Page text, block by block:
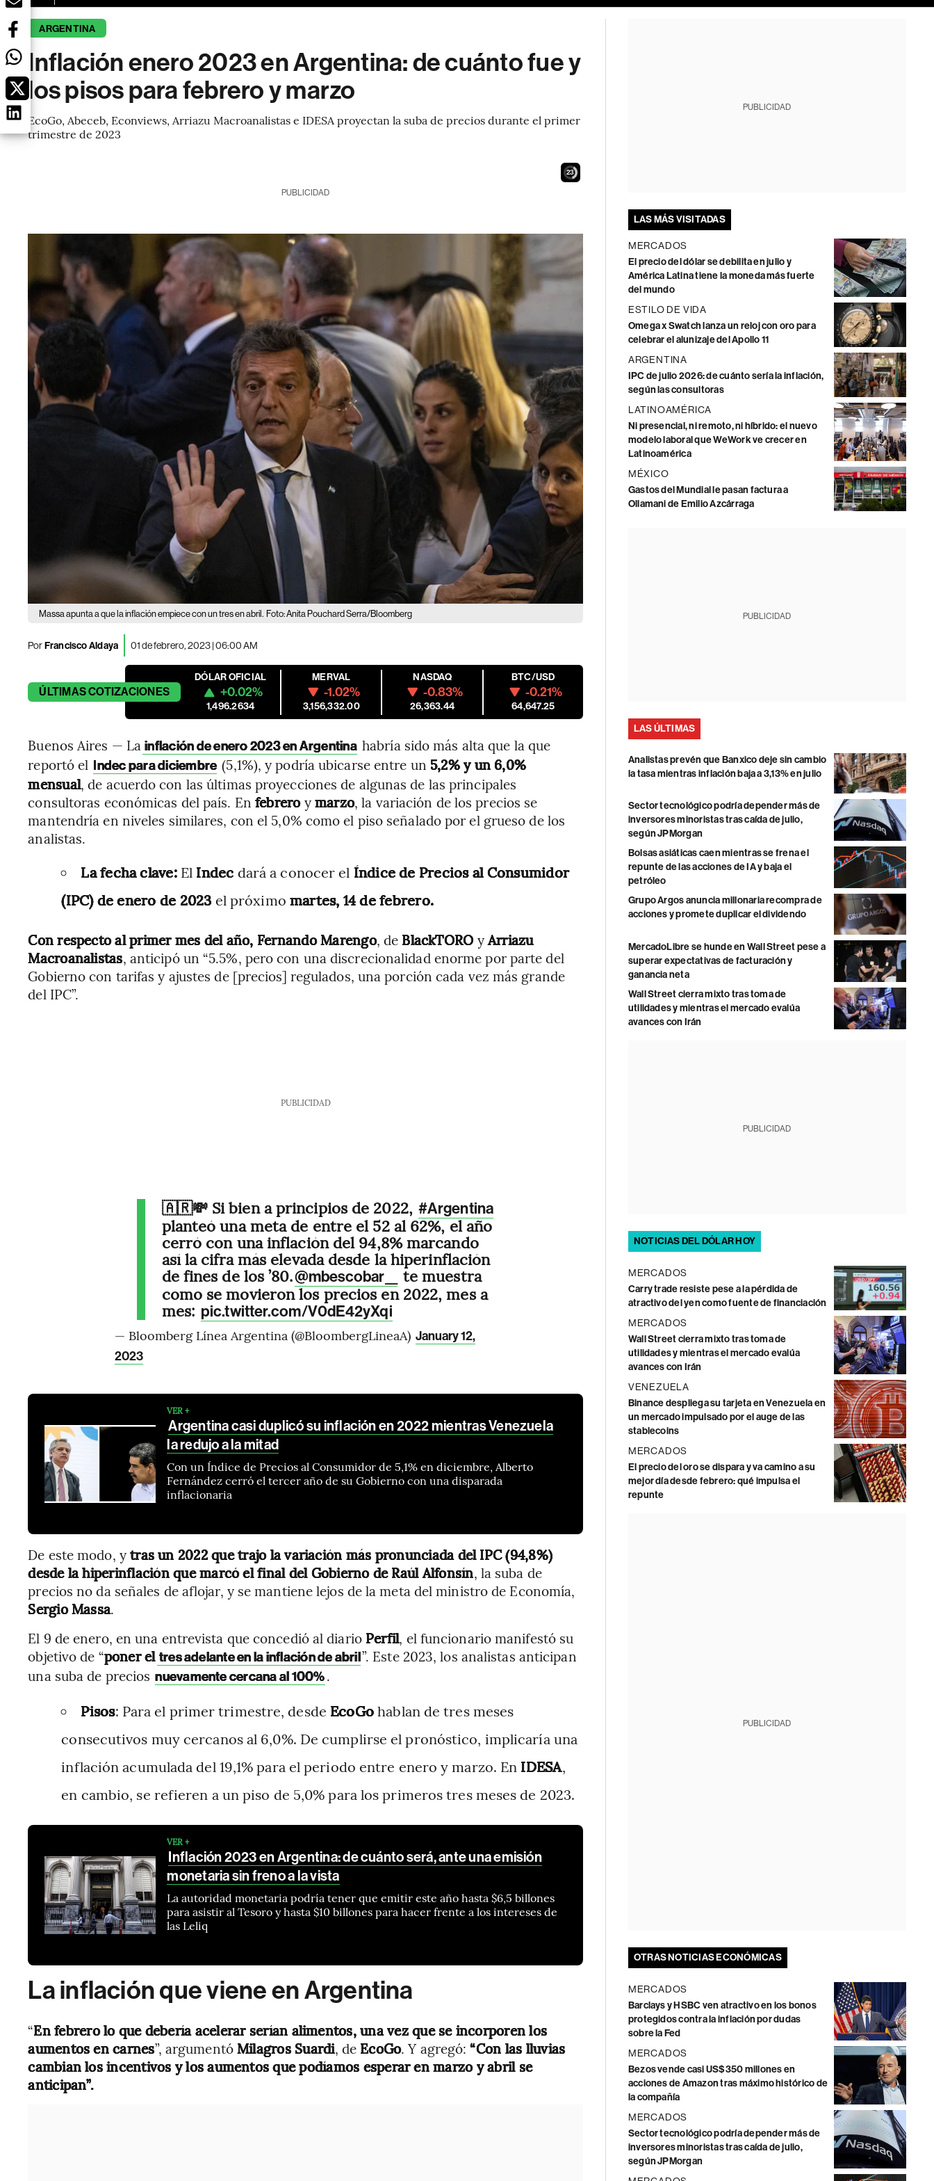
ARGENTINA
Inflación enero 2023 en Argentina: de cuánto fue y
los pisos para febrero y marzo
EcoGo, Abeceb, Econviews, Arriazu Macroanalistas e IDESA proyectan la suba de precios durante el primer
trimestre de 2023
22
PUBLICIDAD
Massa apunta a que la inflación empiece con un tres en abril. Foto: Anita Pouchard Serra/Bloomberg
PorFrancisco Aldaya 01 de febrero, 2023 | 06:00 AM
ÚLTIMASCOTIZACIONES
DÓLAR OFICIAL
+0.02%
1,496.2634
MERVAL
-1.02%
3,156,332.00
NASDAQ
-0.83%
26,363.44
BTC/USD
-0.21%
64,647.25
Buenos Aires — La inflación de enero 2023 en Argentina habría sido más alta que la que
reportó el Indec para diciembre (5,1%), y podría ubicarse entre un 5,2% y un 6,0%
mensual, de acuerdo con las últimas proyecciones de algunas de las principales
consultoras económicas del país. En febreroymarzo, la variación de los precios se
mantendría en niveles similares, con el 5,0% como el piso señalado por el grueso de los
analistas.
La fecha clave: El Indec dará a conocer el Índice de Precios al Consumidor
(IPC) de enero de 2023 el próximo martes, 14 de febrero.
Con respecto al primer mes del año, Fernando Marengo, de BlackTORO yArriazu
Macroanalistas, anticipó un “5.5%, pero con una discrecionalidad enorme por parte del
Gobierno con tarifas y ajustes de [precios] regulados, una porción cada vez más grande
del IPC”.
PUBLICIDAD
🇦🇷💸 Si bien a principios de 2022, #Argentina
planteó una meta de entre el 52 al 62%, el año
cerró con una inflación del 94,8% marcando
así la cifra más elevada desde la hiperinflación
de fines de los ’80.@mbescobar__
te muestra
como se movieron los precios en 2022, mes a
mes: pic.twitter.com/V0dE42yXqi
— Bloomberg Línea Argentina (@BloombergLineaA) January 12,
2023
VER +
Argentina casi duplicó su inflación en 2022 mientras Venezuela
la redujo a la mitad
Con un Índice de Precios al Consumidor de 5,1% en diciembre, Alberto
Fernández cerró el tercer año de su Gobierno con una disparada
inflacionaria
De este modo, ytras un 2022 que trajo la variación más pronunciada del IPC (94,8%)
desde la hiperinflación que marcó el final del Gobierno de Raúl Alfonsín, la suba de
precios no da señales de aflojar, y se mantiene lejos de la meta del ministro de Economía,
Sergio Massa.
El 9 de enero, en una entrevista que concedió al diario Perfil, el funcionario manifestó su
objetivo de “poner el tres adelante en la inflación de abril”. Este 2023, los analistas anticipan
una suba de precios nuevamente cercana al 100%.
Pisos: Para el primer trimestre, desde EcoGohablan de tres meses
consecutivos muy cercanos al 6,0%. De cumplirse el pronóstico, implicaría una
inflación acumulada del 19,1% para el periodo entre enero y marzo. En IDESA,
en cambio, se refieren a un piso de 5,0% para los primeros tres meses de 2023.
VER +
Inflación 2023 en Argentina: de cuánto será, ante una emisión
monetaria sin freno a la vista
La autoridad monetaria podría tener que emitir este año hasta $6,5 billones
para asistir al Tesoro y hasta $10 billones para hacer frente a los intereses de
las Leliq
La inflación que viene en Argentina
“En febrero lo que debería acelerar serían alimentos, una vez que se incorporen los
aumentos en carnes”, argumentóMilagros Suardi, de EcoGo. Y agregó:“Con las lluvias
cambian los incentivos y los aumentos que podíamos esperar en marzo y abril se
anticipan”.
PUBLICIDAD
LAS MÁS VISITADAS
MERCADOS
El precio del dólar se debilita en julio y
América Latina tiene la moneda más fuerte
del mundo
ESTILO DE VIDA
Omega x Swatch lanza un reloj con oro para
celebrar el alunizaje del Apollo 11
ARGENTINA
IPC de julio 2026: de cuánto sería la inflación,
según las consultoras
LATINOAMÉRICA
Ni presencial, ni remoto, ni híbrido: el nuevo
modelo laboral que WeWork ve crecer en
Latinoamérica
MÉXICO
Gastos del Mundial le pasan factura a
Ollamani de Emilio Azcárraga
PUBLICIDAD
LAS ÚLTIMAS
Analistas prevén que Banxico deje sin cambio
la tasa mientras inflación baja a 3,13% en julio
Sector tecnológico podría depender más de
inversores minoristas tras caída de julio,
según JPMorgan
Bolsas asiáticas caen mientras se frena el
repunte de las acciones de IA y baja el
petróleo
Grupo Argos anuncia millonaria recompra de
acciones y promete duplicar el dividendo
MercadoLibre se hunde en Wall Street pese a
superar expectativas de facturación y
ganancia neta
Wall Street cierra mixto tras toma de
utilidades y mientras el mercado evalúa
avances con Irán
PUBLICIDAD
NOTICIAS DEL DÓLAR HOY
MERCADOS
Carry trade resiste pese a la pérdida de
atractivo del yen como fuente de financiación
MERCADOS
Wall Street cierra mixto tras toma de
utilidades y mientras el mercado evalúa
avances con Irán
VENEZUELA
Binance despliega su tarjeta en Venezuela en
un mercado impulsado por el auge de las
stablecoins
MERCADOS
El precio del oro se dispara y va camino a su
mejor día desde febrero: qué impulsa el
repunte
PUBLICIDAD
OTRAS NOTICIAS ECONÓMICAS
MERCADOS
Barclays y HSBC ven atractivo en los bonos
protegidos contra la inflación por dudas
sobre la Fed
MERCADOS
Bezos vende casi US$350 millones en
acciones de Amazon tras máximo histórico de
la compañía
MERCADOS
Sector tecnológico podría depender más de
inversores minoristas tras caída de julio,
según JPMorgan